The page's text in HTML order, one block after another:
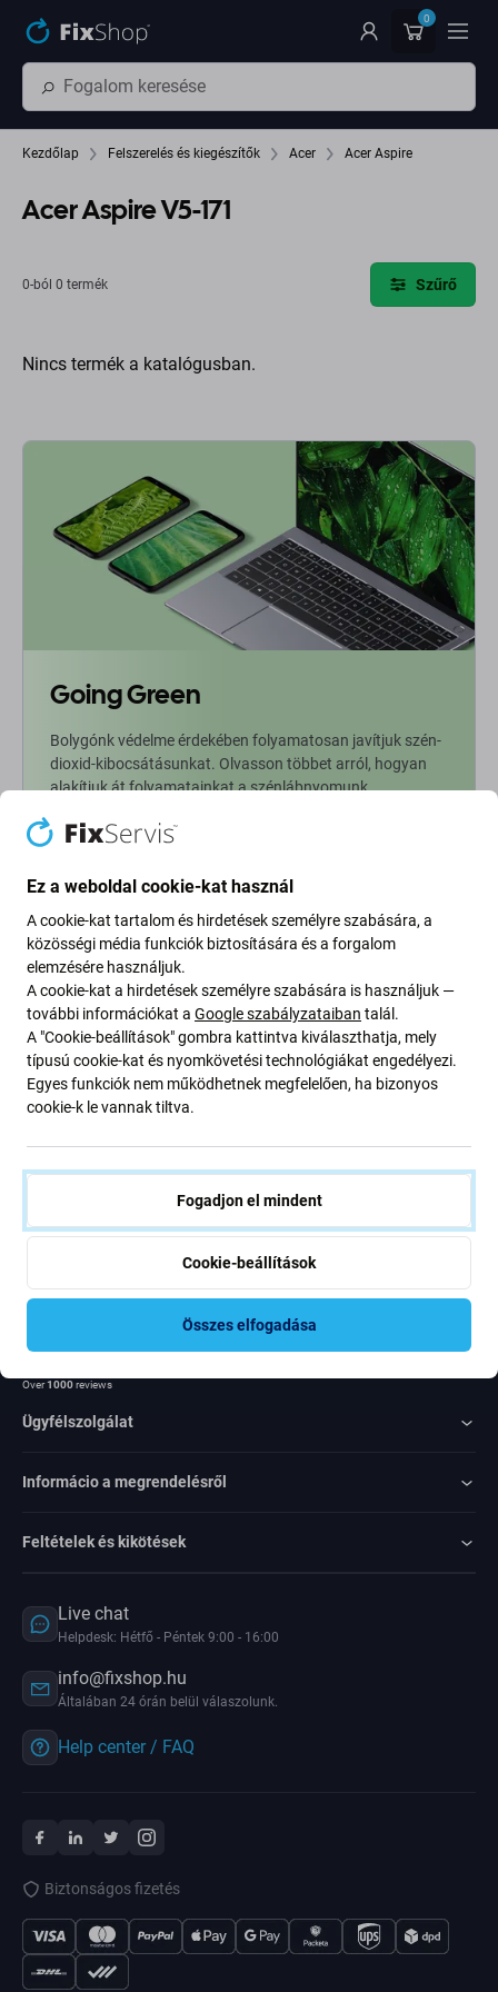
0
Kezdőlap Felszerelés és kiegészítők Acer Acer Aspire
Acer Aspire V5-171
0-ból 0 termék Szűrő
Nincs termék a katalógusban.
Going Green
Bolygónk védelme érdekében folyamatosan javítjuk szén-
dioxid-kibocsátásunkat. Olvasson többet arról, hogyan
alakítjuk át folyamatainkat a szénlábnyomunk
Newsletter Fix
Iratkozzon fel, hogy rendszeresen tájékoztatást kapjon az
ajánlatunkról szóló kedvezményekről és hírekről. Ugyanakkor
ennek az űrlapnak a benyújtásával megerősítem, hogy több mint
16 éves vagyok
Egyetértek azzal, hogy híreket kapjak
Over1000reviews
Ügyfélszolgálat
Informácio a megrendelésről
Feltételek és kikötések
Live chat
Helpdesk: Hétfő - Péntek 9:00 - 16:00
info@fixshop.hu
Általában 24 órán belül válaszolunk.
Help center / FAQ
Biztonságos fizetés
Ez a weboldal cookie-kat használ
A cookie-kat tartalom és hirdetések személyre szabására, a
közösségi média funkciók biztosítására és a forgalom
elemzésére használjuk.
A cookie-kat a hirdetések személyre szabására is használjuk —
további információkat a Google szabályzataiban talál.
A "Cookie-beállítások" gombra kattintva kiválaszthatja, mely
típusú cookie-kat és nyomkövetési technológiákat engedélyezi.
Egyes funkciók nem működhetnek megfelelően, ha bizonyos
cookie-k le vannak tiltva.
Fogadjon el mindent
Cookie-beállítások
Összes elfogadása